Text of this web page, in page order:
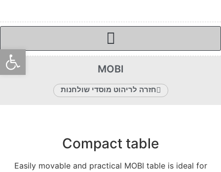
MOBI
חזרה לריהוט מוסדי שולחנות
Compact table
Easily movable and practical MOBI table is ideal for
פתח